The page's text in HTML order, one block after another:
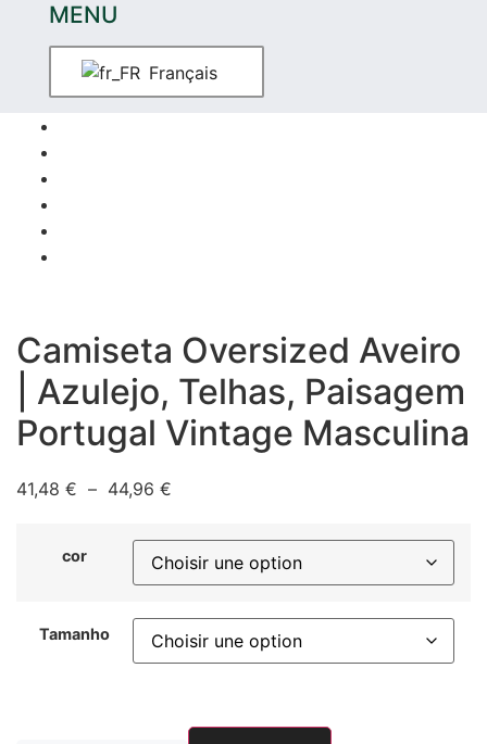
MENU
Français
Camiseta Oversized Aveiro
| Azulejo, Telhas, Paisagem
Portugal Vintage Masculina
41,48 € – 44,96 €
prix :
41,48 €
à
44,96 €
cor
Tamanho